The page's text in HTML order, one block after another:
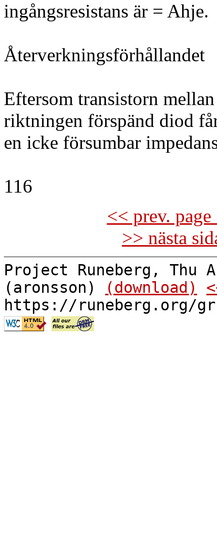
ingångsresistans är = Ahje.
Återverkningsförhållandet
Eftersom transistorn
riktningen förspänd diod
en icke försumbar
116
<< prev.
>> nästa
Project Runeberg, Thu
(aronsson)
(download)
https://runeberg.org/